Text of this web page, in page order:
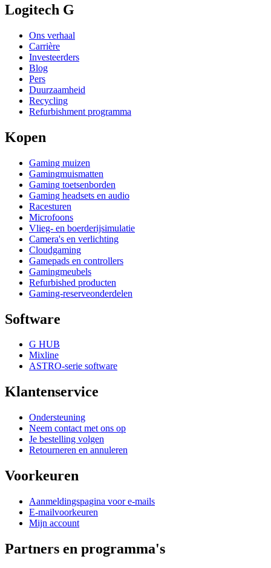
Logitech G
Ons verhaal
Carrière
Investeerders
Blog
Pers
Duurzaamheid
Recycling
Refurbishment programma
Kopen
Gaming muizen
Gamingmuismatten
Gaming toetsenborden
Gaming headsets en audio
Racesturen
Microfoons
Vlieg- en boerderijsimulatie
Camera's en verlichting
Cloudgaming
Gamepads en controllers
Gamingmeubels
Refurbished producten
Gaming-reserveonderdelen
Software
G HUB
Mixline
ASTRO-serie software
Klantenservice
Ondersteuning
Neem contact met ons op
Je bestelling volgen
Retourneren en annuleren
Voorkeuren
Aanmeldingspagina voor e-mails
E-mailvoorkeuren
Mijn account
Partners en programma's